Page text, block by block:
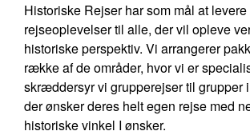
Historiske Rejser har som mål at
rejseoplevelser til alle, der vil opleve
historiske perspektiv. Vi arrangerer
række af de områder, hvor vi er
skræddersyr vi grupperejser til grupper
der ønsker deres helt egen rejse med
historiske vinkel I ønsker.